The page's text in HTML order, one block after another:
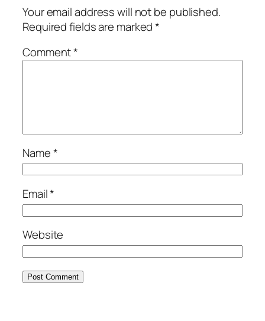
Your email address will not be published.
Required fields are marked*
Comment*
Name*
Email*
Website